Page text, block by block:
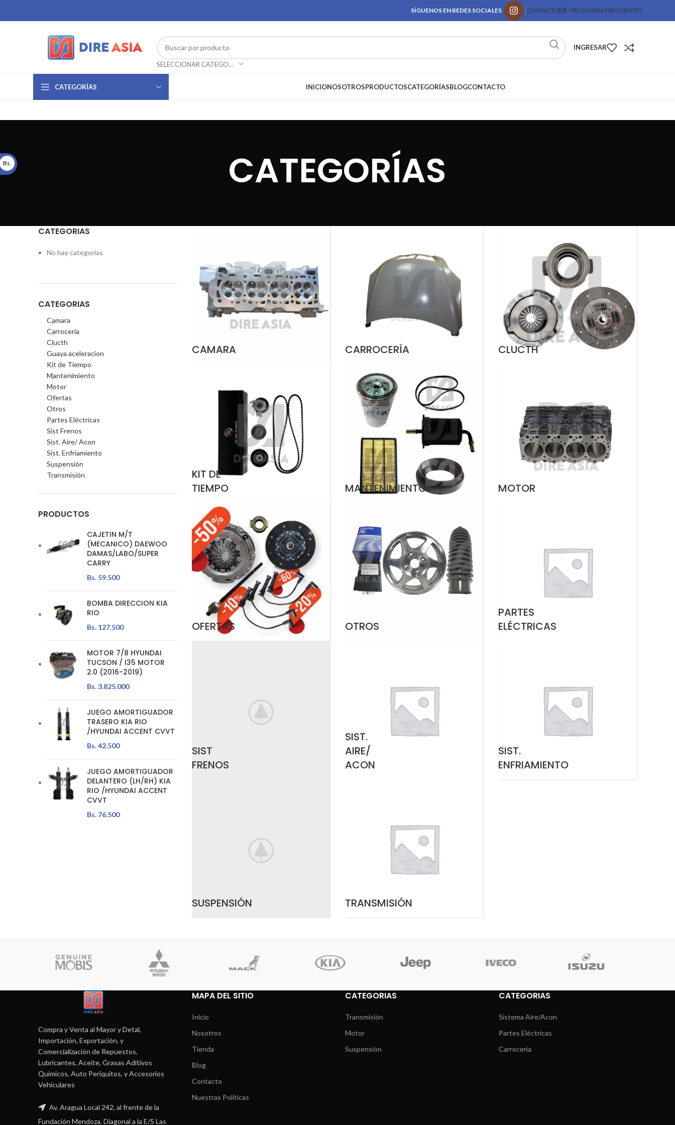
SÍGUENOS EN REDES SOCIALES CONTACTO PREGUNTAS FRECUENTES
SELECCIONAR CATEGORÍA
INGRESAR
CATEGORÍAS INICIONOSOTROSPRODUCTOSCATEGORÍASBLOGCONTACTO
CATEGORÍAS
CAMARA CARROCERÍA CLUCTH
KIT DE
TIEMPO
MANTENIMIENTO MOTOR
OFERTAS OTROS
PARTES
ELÉCTRICAS
SIST
FRENOS
SIST.
AIRE/
ACON
SIST.
ENFRIAMIENTO
SUSPENSIÓN TRANSMISIÓN
CATEGORIAS
No hay categorías
CATEGORIAS
Camara
Carrocería
Clucth
Guaya aceleracion
Kit de Tiempo
Mantenimiento
Motor
Ofertas
Otros
Partes Eléctricas
Sist Frenos
Sist. Aire/ Acon
Sist. Enfriamiento
Suspensión
Transmisión
PRODUCTOS
CAJETIN M/T
(MECANICO) DAEWOO
DAMAS/LABO/SUPER
CARRY
Bs. 59.500
BOMBA DIRECCION KIA
RIO
Bs. 127.500
MOTOR 7/8 HYUNDAI
TUCSON / I35 MOTOR
2.0 (2016-2019)
Bs.3.825.000
JUEGO AMORTIGUADOR
TRASERO KIA RIO
/HYUNDAI ACCENT CVVT
Bs.42.500
JUEGO AMORTIGUADOR
DELANTERO (LH/RH) KIA
RIO /HYUNDAI ACCENT
CVVT
Bs. 76.500
Compra y Venta al Mayor y Detal,
Importación, Exportación, y
Comercialización de Repuestos,
Lubricantes, Aceite, Grasas Aditivos
Químicos, Auto Periquitos, y Accesorios
Vehiculares
Av. Aragua Local 242, al frente de la
Fundación Mendoza. Diagonal a la E/S Las
MAPA DEL SITIO
Inicio
Nosotros
Tienda
Blog
Contacto
Nuestras Políticas
CATEGORIAS
Transmisión
Motor
Suspensión
CATEGORIAS
Sistema Aire/Acon
Partes Eléctricas
Carrocería
Bs.